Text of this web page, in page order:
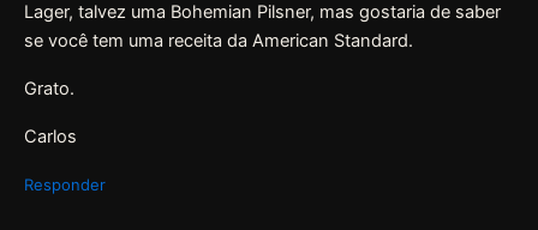
Lager, talvez uma Bohemian Pilsner, mas gostaria de saber
se você tem uma receita da American Standard.
Grato.
Carlos
Responder